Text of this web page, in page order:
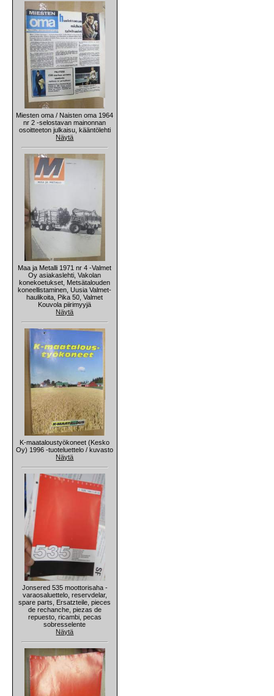
Miesten oma / Naisten oma 1964
nr 2 -selostavan mainonnan
osoitteeton julkaisu, kääntölehti
Näytä
Maa ja Metalli 1971 nr 4 -Valmet
Oy asiakaslehti, Vakolan
konekoetukset, Metsätalouden
koneellistaminen, Uusia Valmet-
haulikoita, Pika 50, Valmet
Kouvola piirimyyjä
Näytä
K-maataloustyökoneet (Kesko
Oy) 1996 -tuoteluettelo / kuvasto
Näytä
Jonsered 535 moottorisaha -
varaosaluettelo, reservdelar,
spare parts, Ersatzteile, pieces
de rechanche, piezas de
repuesto, ricambi, pecas
sobresselente
Näytä